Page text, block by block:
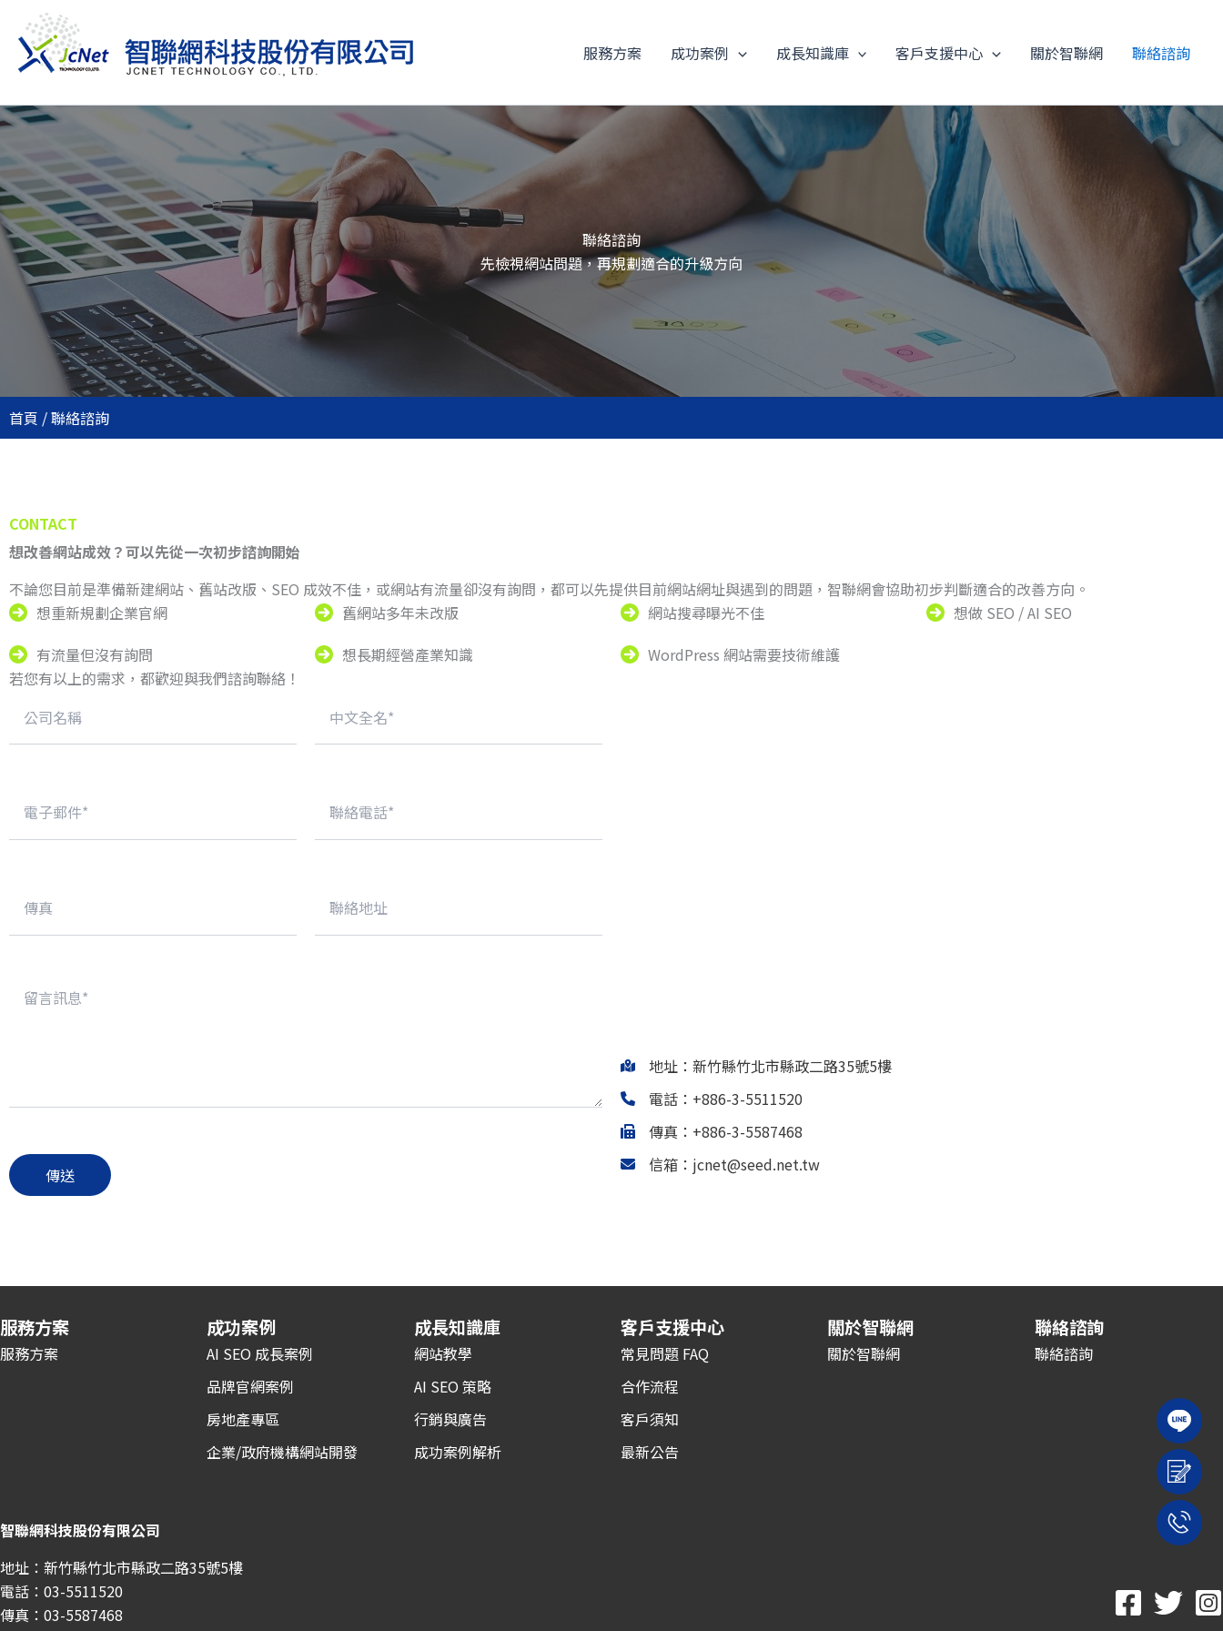
內
容
服務方案 成功案例 成長知識庫 客戶支援中心 關於智聯網 聯絡諮詢
聯絡諮詢
先檢視網站問題，再規劃適合的升級方向
首頁 /聯絡諮詢
CONTACT
想改善網站成效？可以先從一次初步諮詢開始
不論您目前是準備新建網站、舊站改版、SEO 成效不佳，或網站有流量卻沒有詢問，都可以先提供目前網站網址與遇到的問題，智聯網會協助初步判斷適合的改善方向。
想重新規劃企業官網
舊網站多年未改版 網站搜尋曝光不佳
想做 SEO / AI SEO
有流量但沒有詢問
想長期經營產業知識
WordPress 網站需要技術維護
若您有以上的需求，都歡迎與我們諮詢聯絡！
地址：新竹縣竹北市縣政二路35號5樓
電話：+886-3-5511520
傳真：+886-3-5587468
信箱：jcnet@seed.net.tw
服務方案
服務方案
成功案例
AI SEO 成長案例
品牌官網案例
房地產專區
企業/政府機構網站開發
成長知識庫
網站教學
AI SEO 策略
行銷與廣告
成功案例解析
客戶支援中心
常見問題 FAQ
合作流程
客戶須知
最新公告
關於智聯網
關於智聯網
聯絡諮詢
聯絡諮詢
智聯網科技股份有限公司
地址：新竹縣竹北市縣政二路35號5樓
電話：03-5511520
傳真：03-5587468